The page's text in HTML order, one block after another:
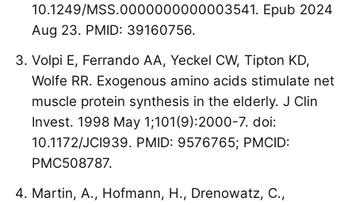
10.1249/MSS.0000000000003541. Epub 2024
Aug 23. PMID: 39160756.
Volpi E, Ferrando AA, Yeckel CW, Tipton KD,
Wolfe RR. Exogenous amino acids stimulate net
muscle protein synthesis in the elderly. J Clin
Invest. 1998 May 1;101(9):2000-7. doi:
10.1172/JCI939. PMID: 9576765; PMCID:
PMC508787.
Martin, A., Hofmann, H., Drenowatz, C.,